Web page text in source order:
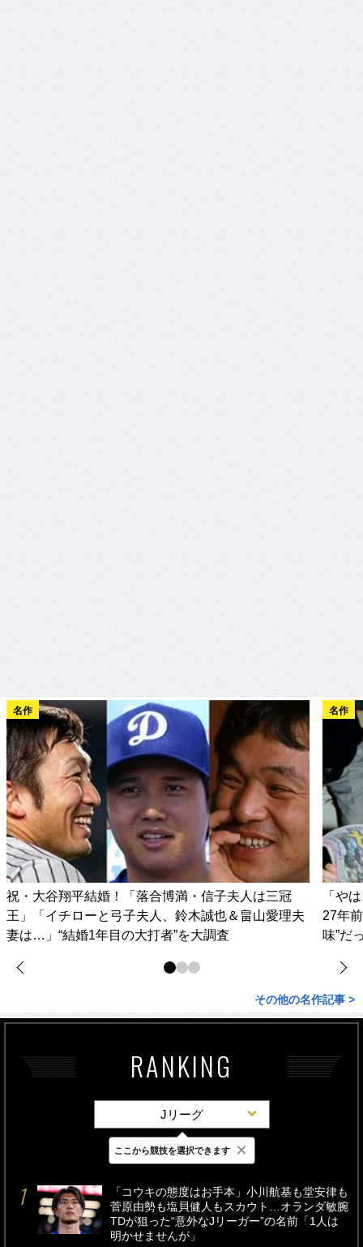
名作
祝・大谷翔平結婚！「落合博満・信子夫人は三冠
王」「イチローと弓子夫人、鈴木誠也＆畠山愛理夫
妻は…」“結婚1年目の大打者”を大調査
名作
「や
27年
味”だ
その他の名作記事 >
RANKING
Jリーグ
最新 24時間 週間
「コウキの態度はお手本」小川航基も堂安律も
菅原由勢も塩貝健人もスカウト…オランダ敏腕
TDが狙った“意外なJリーガー”の名前「1人は
明かせませんが」
ここから競技を選択できます ×